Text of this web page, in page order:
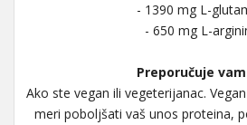
- 1390 mg L-
- 650 mg L-
Preporučuje
Ako ste vegan ili vegeterijanac.
meri poboljšati vaš unos proteina,